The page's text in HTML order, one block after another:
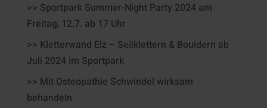
>> Sportpark Summer-Night Party 2024 am
Freitag, 12.7. ab 17 Uhr
>> Kletterwand Elz – Seilklettern & Bouldern ab
Juli 2024 im Sportpark
>> Mit Osteopathie Schwindel wirksam
behandeln